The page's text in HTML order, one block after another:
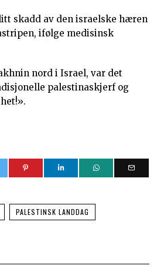
skadd av den israelske hæren
ifølge medisinsk
nord i Israel, var det
palestinaskjerf og
PALESTINSK LANDDAG